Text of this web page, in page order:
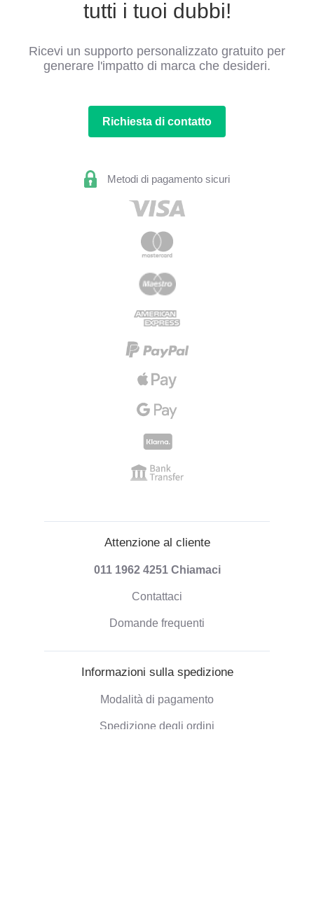
tutti i tuoi dubbi!
Ricevi un supporto personalizzato gratuito per
generare l'impatto di marca che desideri.
Richiesta di contatto
Metodi di pagamento sicuri
Attenzione al cliente
011 1962 4251 Chiamaci
Contattaci
Domande frequenti
Informazioni sulla spedizione
Modalità di pagamento
Spedizione degli ordini